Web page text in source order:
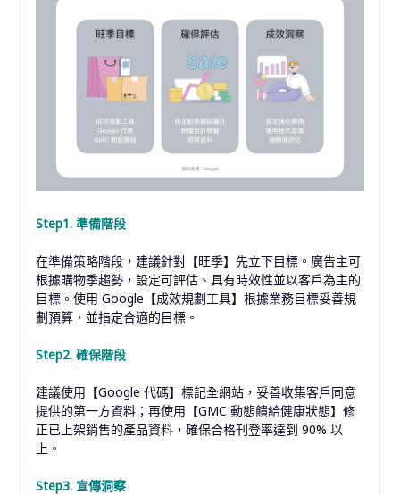
Step1. 準備階段
在準備策略階段，建議針對【旺季】先立下目標。廣告主可
根據購物季趨勢，設定可評估、具有時效性並以客戶為主的
目標。使用 Google【成效規劃工具】根據業務目標妥善規
劃預算，並指定合適的目標。
Step2. 確保階段
建議使用【Google 代碼】標記全網站，妥善收集客戶同意
提供的第一方資料；再使用【GMC 動態饋給健康狀態】修
正已上架銷售的產品資料，確保合格刊登率達到 90% 以
上。
Step3. 宣傳洞察